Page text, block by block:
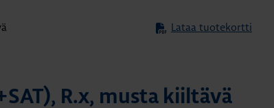
Lataa tuotekortti
R.x, musta kiiltävä